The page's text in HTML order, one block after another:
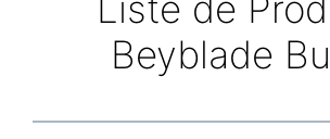
Beyblade